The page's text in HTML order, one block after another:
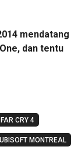
mendatang
dan tentu
FAR CRY 4
UBISOFT MONTREAL